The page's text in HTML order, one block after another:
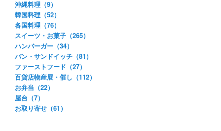
沖縄料理（9）
韓国料理（52）
各国料理（76）
スイーツ・お菓子（265）
ハンバーガー（34）
パン・サンドイッチ（81）
ファーストフード（27）
百貨店物産展・催し（112）
お弁当（22）
屋台（7）
お取り寄せ（61）